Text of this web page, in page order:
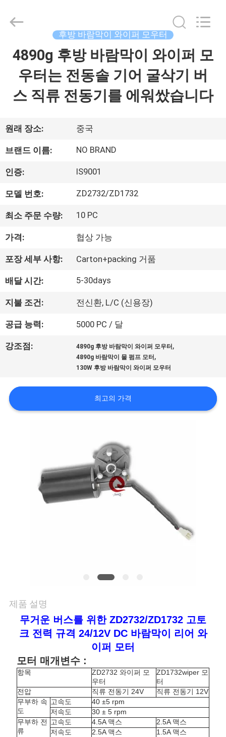
집
우
리
에
것
공
장
투
어
질
스
용
을
요
청
2026
Co.,Ltd.
Reserved.
후방 바람막이 와이퍼 모우터
4890g 후방 바람막이 와이퍼 모
우터는 전동솔 기어 굴삭기 버
스 직류 전동기를 에워쌌습니다
원래 장소: 중국
브랜드 이름: NO BRAND
인증: IS9001
모델 번호: ZD2732/ZD1732
최소 주문 수량: 10 PC
가격: 협상 가능
포장 세부 사항: Carton+packing 거품
배달 시간: 5-30days
지불 조건: 전신환, L/C (신용장)
공급 능력: 5000 PC / 달
강조점: 4890g 후방 바람막이 와이퍼 모우터 ,
4890g 바람막이 물 펌프 모터 ,
130W 후방 바람막이 와이퍼 모우터
최고의 가격
제품 설명
무거운 버스를 위한 ZD2732/ZD1732 고토
크 전력 규격 24/12V DC 바람막이 리어 와
이퍼 모터
모터 매개변수 :
항목
ZD2732 와이퍼 모
우터
ZD1732wiper 모
터
전압
직류 전동기 24V
직류 전동기 12V
무부하 속
도
고속도
40 ±5 rpm
저속도
30 ± 5 rpm
무부하 전
류
고속도 4.5A 맥스
2.5A 맥스
저속도
2.5A 맥스
1.5A 맥스